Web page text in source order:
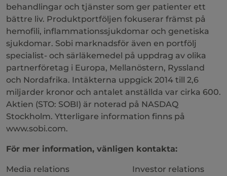
behandlingar och tjänster som ger patienter ett
bättre liv. Produktportföljen fokuserar främst på
hemofili, inflammationssjukdomar och genetiska
sjukdomar. Sobi marknadsför även en portfölj
specialist- och särläkemedel på uppdrag av olika
partnerföretag i Europa, Mellanöstern, Ryssland
och Nordafrika. Intäkterna uppgick 2014 till 2,6
miljarder kronor och antalet anställda var cirka 600.
Aktien (STO: SOBI) är noterad på NASDAQ
Stockholm. Ytterligare information finns på
www.sobi.com.
För mer information, vänligen kontakta:
Media relations Investor relations